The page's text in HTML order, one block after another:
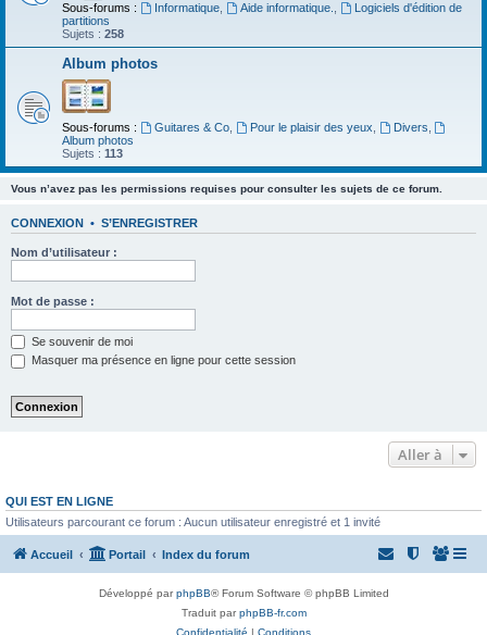
Sous-forums : Informatique, Aide informatique.
Logiciels d'édition de
partitions
Sujets : 258
Album photos
Sous-forums : Guitares & Co, Pour le plaisir des yeux Divers
Album photos
Sujets : 113
Vous n’avez pas les permissions requises pour consulter les sujets de ce forum.
CONNEXION • S’ENREGISTRER
Nom d’utilisateur :
Mot de passe :
Se souvenir de moi
Masquer ma présence en ligne pour cette session
Aller à
QUI EST EN LIGNE
Utilisateurs parcourant ce forum : Aucun utilisateur enregistré et 1 invité
Accueil Portail Index du forum
Développé parphpBB® Forum Software © phpBB Limited
Traduit parphpBB-fr.com
Confidentialité | Conditions